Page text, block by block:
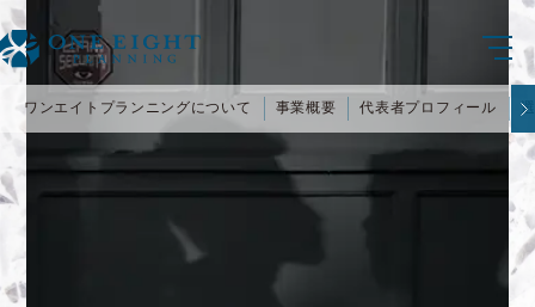
ワンエイトプランニングについて 事業概要 代表者プロフィール